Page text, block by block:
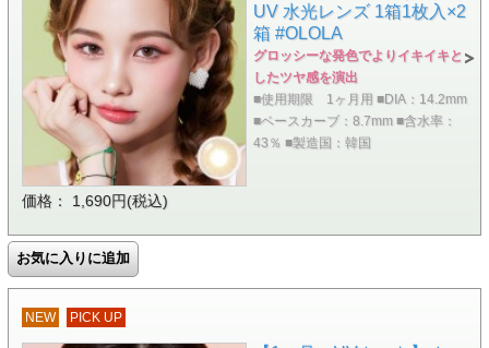
UV 水光レンズ 1箱1枚入×2
箱 #OLOLA
グロッシーな発色でよりイキイキと
したツヤ感を演出
■使用期限 1ヶ月用 ■DIA：14.2mm
■ベースカーブ：8.7mm ■含水率：
43％ ■製造国：韓国
価格： 1,690円(税込)
NEW PICK UP